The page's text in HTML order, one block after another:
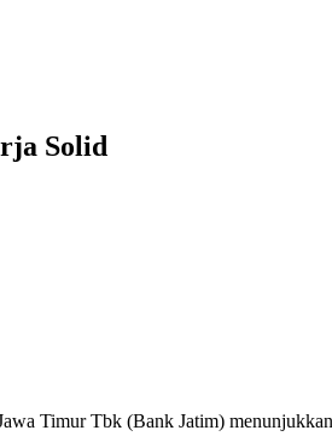
Solid
Timur Tbk (Bank Jatim)